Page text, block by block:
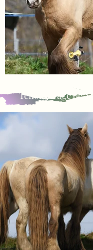
Ténor, à l'âge de 4